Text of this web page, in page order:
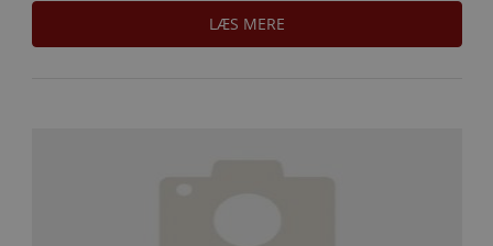
LÆS MERE